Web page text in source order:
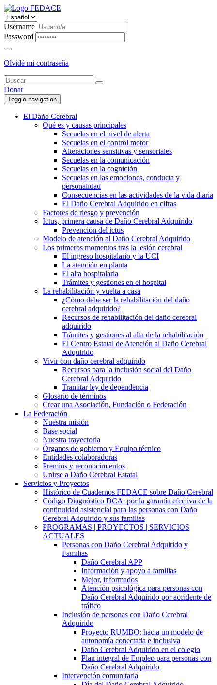
Username
Password
Olvidé mi contraseña
Donar
Toggle navigation
El Daño Cerebral
Qué es y causas principales
Secuelas en el nivel de alerta
Secuelas en el control motor
Alteraciones sensitivas y sensoriales
Secuelas en la comunicación
Secuelas en la cognición
Secuelas en las emociones, conducta y
personalidad
Consecuencias en las actividades de la vida diaria
El Daño Cerebral Adquirido en cifras
Factores de riesgo y prevención
Ictus, primera causa de Daño Cerebral Adquirido
Prevención del ictus
Modelo de atención al Daño Cerebral Adquirido
Los primeros momentos tras la lesión cerebral
El ingreso hospitalario y la UCI
La atención en planta
El alta hospitalaria
Trámites y gestiones en el hospital
La rehabilitación y vuelta a casa
¿Cómo debe ser la rehabilitación del daño
cerebral adquirido?
Recursos de rehabilitación del daño cerebral
adquirido
Trámites y gestiones al alta de la rehabilitación
El Centro Estatal de Atención al Daño Cerebral
Adquirido
Vivir con daño cerebral adquirido
Recursos para la inclusión social del Daño
Cerebral Adquirido
Tramitar ley de dependencia
Glosario de términos
Crear una Asociación, Fundación o Federación
La Federación
Nuestra misión
Base social
Nuestra trayectoria
Órganos de gobierno y Equipo técnico
Entidades colaboradoras
Premios y reconocimientos
Unirse a Daño Cerebral Estatal
Servicios y Proyectos
Histórico de Cuadernos FEDACE sobre Daño Cerebral
Código Diagnóstico DCA: por la garantía efectiva de la
continuidad asistencial para las personas con Daño
Cerebral Adquirido y sus familias
PROGRAMAS | PROYECTOS | SERVICIOS
ACTUALES
Personas con Daño Cerebral Adquirido y
Familias
Daño Cerebral APP
Información y apoyo a familias
Mejor, informados
Atención psicológica para personas con
Daño Cerebral Adquirido por accidente de
tráfico
Inclusión de personas con Daño Cerebral
Adquirido
Proyecto RUMBO: hacia un modelo de
autonomía conectada e inclusiva
Daño Cerebral Adquirido en el colegio
Plan integral de Empleo para personas con
Daño Cerebral Adquirido
Intervención comunitaria